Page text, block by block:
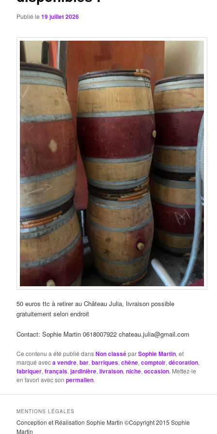
Publié le19 juillet 2026
50 euros ttc à retirer au Château Julia, livraison possible
gratuitement selon endroit
Contact: Sophie Martin 0618007922 chateau.julia@gmail.com
Ce contenu a été publié dansNon classéparSophie Martin, et
marqué aveca vendre,bar,barriques,chêne,comptoir,décoration,
fabriquer,français,jardinière,livraison,niche,occasion. Mettez-le
en favori avec sonpermalien.
MENTIONS LÉGALES
Conception et Réalisation Sophie Martin ©Copyright 2015 Sophie
Martin